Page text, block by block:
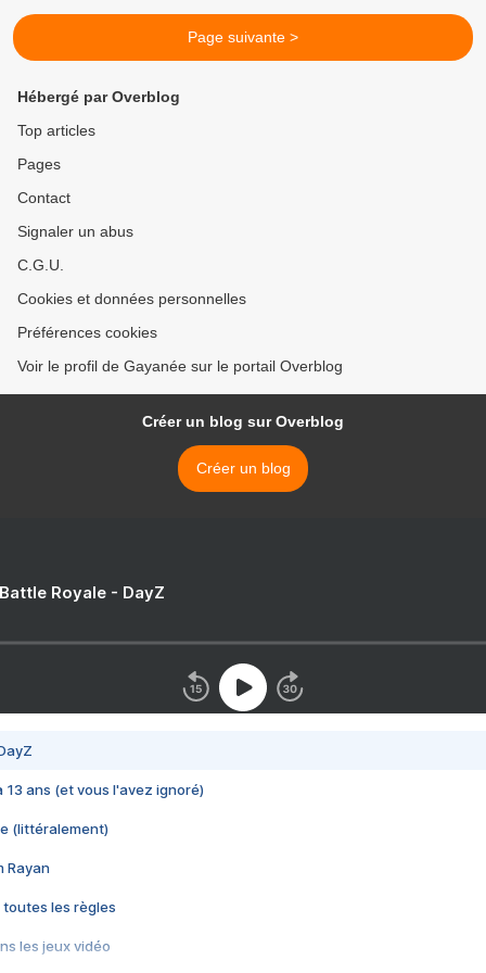
Page suivante >
Hébergé par Overblog
Top articles
Pages
Contact
Signaler un abus
C.G.U.
Cookies et données personnelles
Préférences cookies
Voir le profil de Gayanée sur le portail Overblog
Créer un blog sur Overblog
Créer un blog
Royale - DayZ
13 ans (et vous l'avez ignoré)
(littéralement)
Rayan
toutes les règles
les jeux vidéo